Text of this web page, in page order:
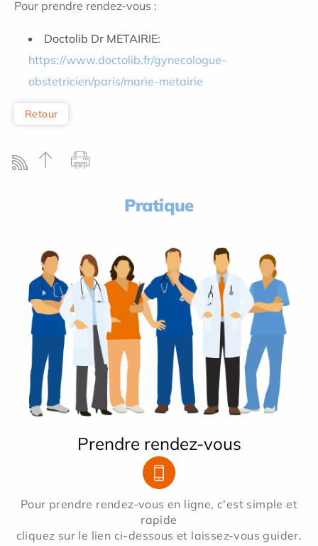
Pour prendre rendez-vous :
Doctolib Dr METAIRIE:
https://www.doctolib.fr/gynecologue-
obstetricien/paris/marie-metairie
Retour
Pratique
Prendre rendez-vous
Pour prendre rendez-vous en ligne, c'est simple et
rapide
cliquez sur le lien ci-dessous et laissez-vous guider.